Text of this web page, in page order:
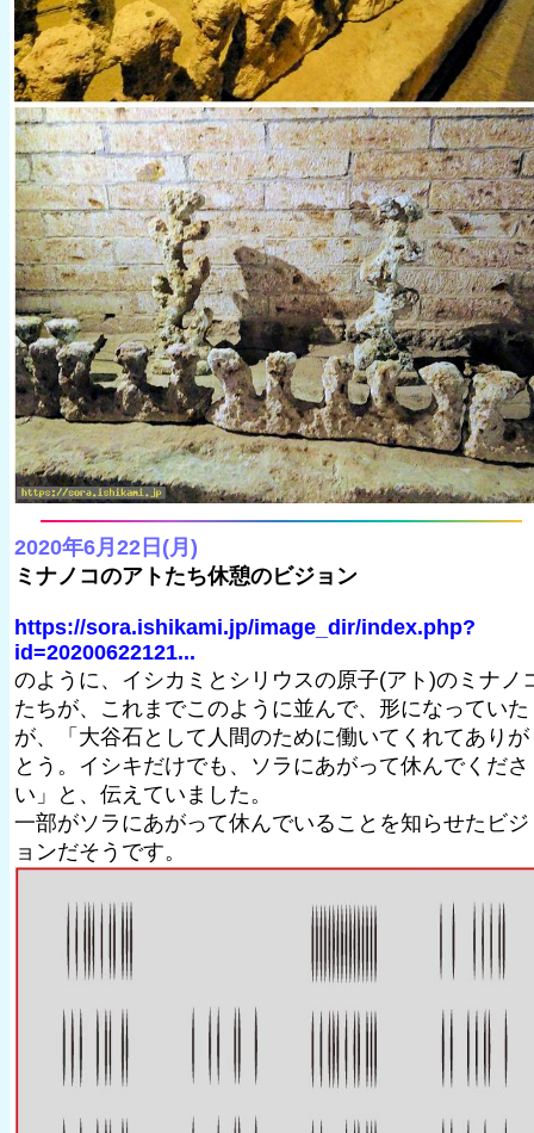
2020年6月22日(月)
ミナノコのアトたち休憩のビジョン
https://sora.ishikami.jp/image_dir/index.php?
id=20200622121...
のように、イシカミとシリウスの原子(アト)のミナノ
たちが、これまでこのように並んで、形になっていた
が、「大谷石として人間のために働いてくれてありが
とう。イシキだけでも、ソラにあがって休んでくださ
い」と、伝えていました。
一部がソラにあがって休んでいることを知らせたビジ
ョンだそうです。